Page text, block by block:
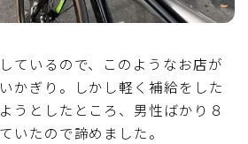
ているので、このようなお店が
かぎり。しかし軽く補給をした
うとしたところ、男性ばかり８
いたので諦めました。